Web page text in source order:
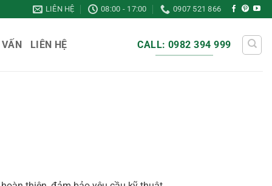
LIÊN HỆ 08:00 - 17:00 0907 521 866
VẤN LIÊN HỆ CALL: 0982 394 999